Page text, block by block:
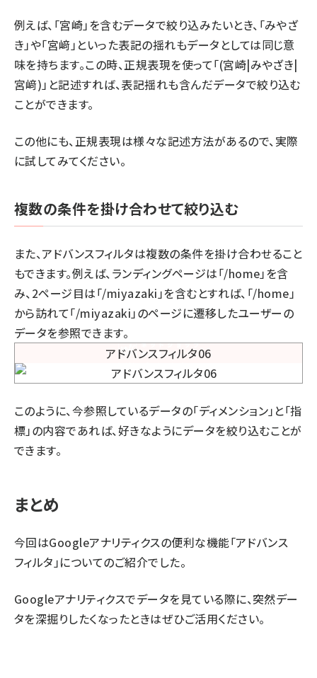
例えば、「宮崎」を含むデータで絞り込みたいとき、「みやざ
き」や「宮﨑」といった表記の揺れもデータとしては同じ意
味を持ちます。この時、正規表現を使って「(宮崎|みやざき|
宮﨑)」と記述すれば、表記揺れも含んだデータで絞り込む
ことができます。
この他にも、正規表現は様々な記述方法があるので、実際
に試してみてください。
複数の条件を掛け合わせて絞り込む
また、アドバンスフィルタは複数の条件を掛け合わせること
もできます。例えば、ランディングページは「/home」を含
み、2ページ目は「/miyazaki」を含むとすれば、「/home」
から訪れて「/miyazaki」のページに遷移したユーザーの
データを参照できます。
このように、今参照しているデータの「ディメンション」と「指
標」の内容であれば、好きなようにデータを絞り込むことが
できます。
まとめ
今回はGoogleアナリティクスの便利な機能「アドバンス
フィルタ」についてのご紹介でした。
Googleアナリティクスでデータを見ている際に、突然デー
タを深掘りしたくなったときはぜひご活用ください。